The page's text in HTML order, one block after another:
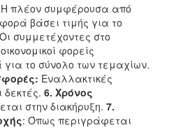
Η πλέον συμφέρουσα από
βάσει τιμής για το
συμμετέχοντες στο
φορείς
το σύνολο των τεμαχίων.
Εναλλακτικές
δεκτές. 6. Χρόνος
στην διακήρυξη. 7.
: Όπως περιγράφεται